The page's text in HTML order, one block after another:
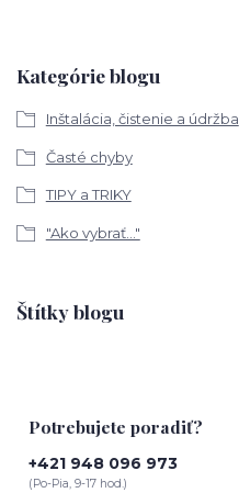
Kategórie blogu
Inštalácia, čistenie a údržba
Časté chyby
TIPY a TRIKY
"Ako vybrať..."
Štítky blogu
Potrebujete poradiť?
+421 948 096 973
(Po-Pia, 9-17 hod.)